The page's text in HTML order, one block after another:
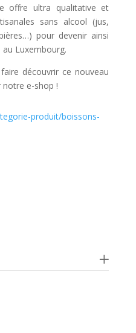
offre ultra qualitative et
sans alcool (jus,
pour devenir ainsi
Luxembourg.
découvrir ce nouveau
e-shop !
produit/boissons-